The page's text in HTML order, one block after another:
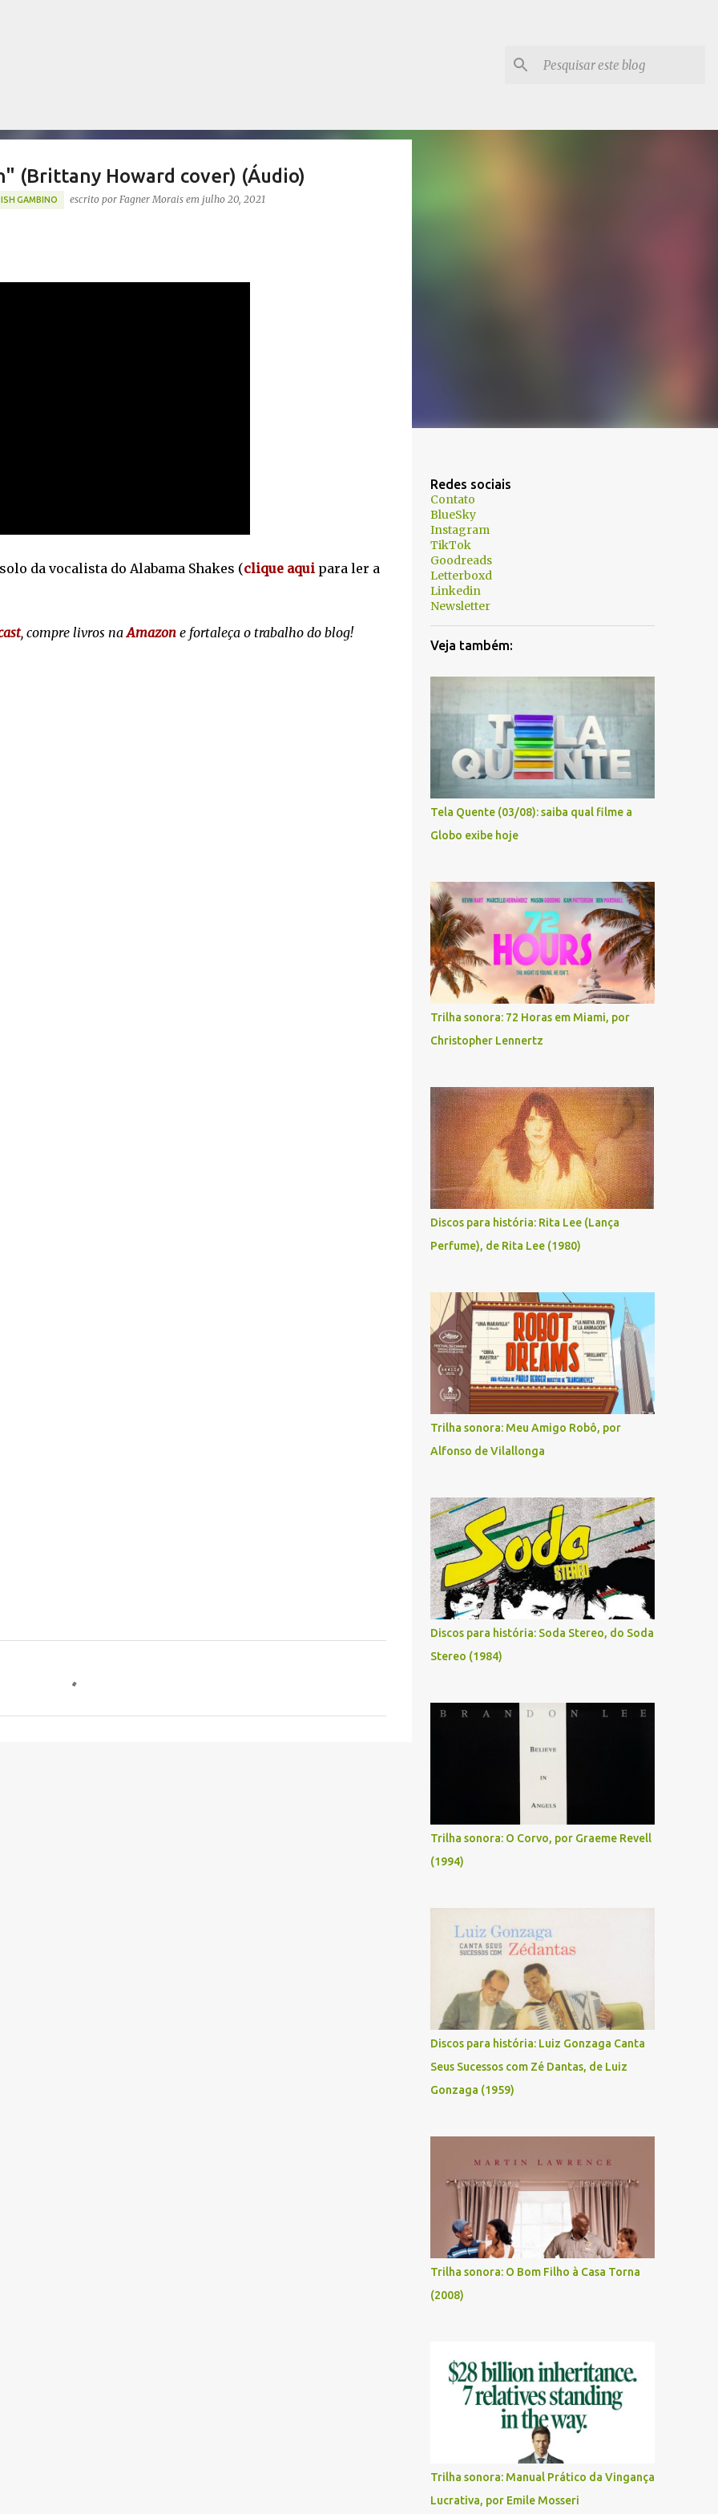
(Brittany Howard cover) (Áudio)
GAMBINO escrito por Fagner Morais em julho 20, 2021
da vocalista do Alabama Shakes (clique aquipara ler a
, compre livros naAmazone fortaleça o trabalho do blog!
Redes sociais
Contato
BlueSky
Instagram
TikTok
Goodreads
Letterboxd
Linkedin
Newsletter
Veja também:
Tela Quente (03/08): saiba qual filme a
Globo exibe hoje
Trilha sonora: 72 Horas em Miami, por
Christopher Lennertz
Discos para história: Rita Lee (Lança
Perfume), de Rita Lee (1980)
Trilha sonora: Meu Amigo Robô, por
Alfonso de Vilallonga
Discos para história: Soda Stereo, do Soda
Stereo (1984)
Trilha sonora: O Corvo, por Graeme Revell
(1994)
Discos para história: Luiz Gonzaga Canta
Seus Sucessos com Zé Dantas, de Luiz
Gonzaga (1959)
Trilha sonora: O Bom Filho à Casa Torna
(2008)
Trilha sonora: Manual Prático da Vingança
Lucrativa, por Emile Mosseri